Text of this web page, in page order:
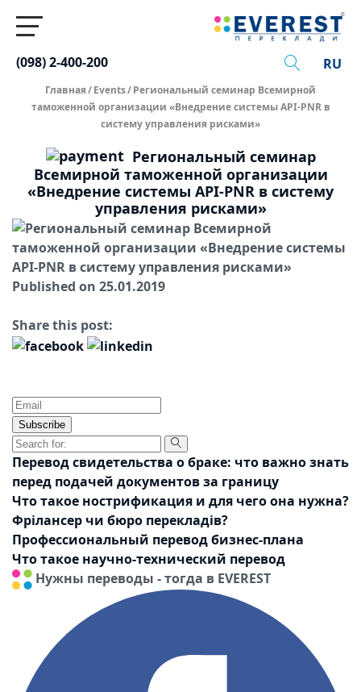
(098) 2-400-200 RU
Главная/Events/Региональный семинар Всемирной
таможенной организации «Внедрение системы API-PNR в
систему управления рисками»
Региональный семинар
Всемирной таможенной организации
«Внедрение системы API-PNR в систему
управления рисками»
Published on 25.01.2019
Share this post:
Subscribe
Перевод свидетельства о браке: что важно знать
перед подачей документов за границу
Что такое нострификация и для чего она нужна?
Фрілансер чи бюро перекладів?
Профессиональный перевод бизнес-плана
Что такое научно-технический перевод
Нужны переводы - тогда в EVEREST